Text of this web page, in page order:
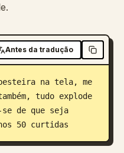
Antes da tradução
besteira na tela, me
tudo explode
de que seja
50 curtidas